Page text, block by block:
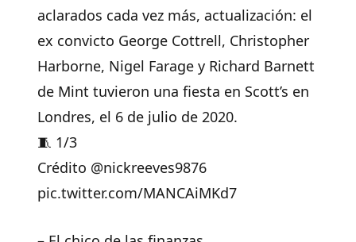
aclarados cada vez más, actualización: el
ex convicto George Cottrell, Christopher
Harborne, Nigel Farage y Richard Barnett
de Mint tuvieron una fiesta en Scott’s en
Londres, el 6 de julio de 2020.
🧵 1/3
Crédito @nickreeves9876
pic.twitter.com/MANCAiMKd7